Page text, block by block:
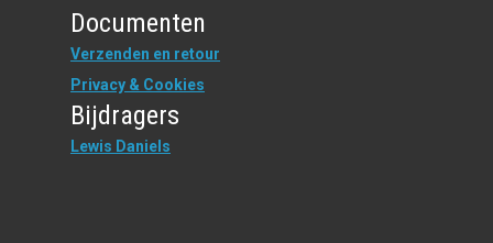
Documenten
Verzenden en retour
Privacy & Cookies
Bijdragers
Lewis Daniels